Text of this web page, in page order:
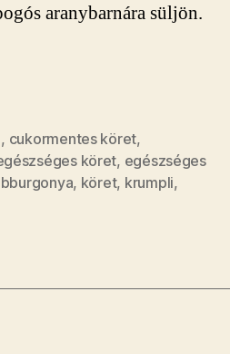
aranybarnára süljön.
, cukormentes köret,
köret, egészséges
, köret, krumpli,